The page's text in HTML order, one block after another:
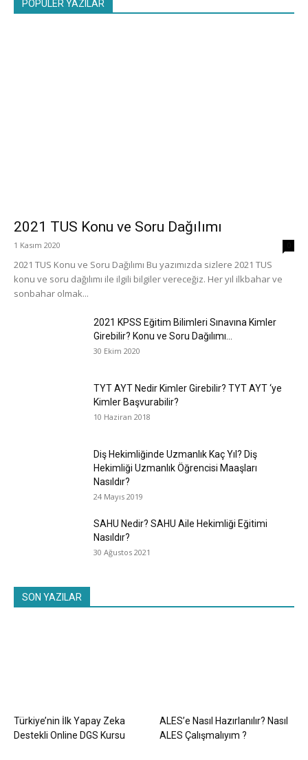
POPÜLER YAZILAR
2021 TUS Konu ve Soru Dağılımı
1 Kasım 2020
2021 TUS Konu ve Soru Dağılımı Bu yazımızda sizlere 2021 TUS
konu ve soru dağılımı ile ilgili bilgiler vereceğiz. Her yıl ilkbahar ve
sonbahar olmak...
2021 KPSS Eğitim Bilimleri Sınavına Kimler
Girebilir? Konu ve Soru Dağılımı...
30 Ekim 2020
TYT AYT Nedir Kimler Girebilir? TYT AYT ‘ye
Kimler Başvurabilir?
10 Haziran 2018
Diş Hekimliğinde Uzmanlık Kaç Yıl? Diş
Hekimliği Uzmanlık Öğrencisi Maaşları
Nasıldır?
24 Mayıs 2019
SAHU Nedir? SAHU Aile Hekimliği Eğitimi
Nasıldır?
30 Ağustos 2021
SON YAZILAR
Türkiye’nin İlk Yapay Zeka
Destekli Online DGS Kursu
ALES’e Nasıl Hazırlanılır? Nasıl
ALES Çalışmalıyım ?